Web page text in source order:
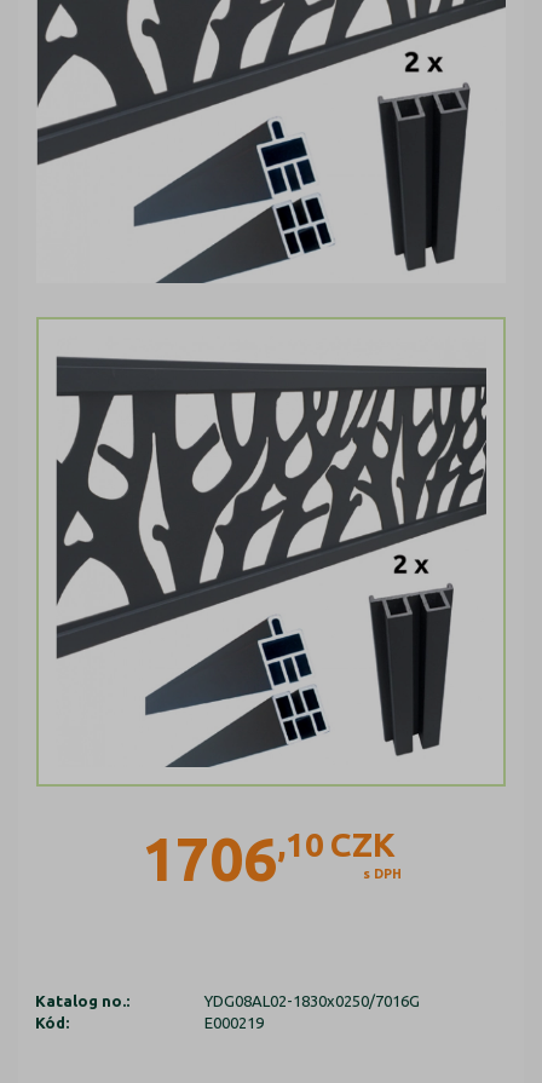
1706,10 CZK
s DPH
Katalog no.:
YDG08AL02-1830x0250/7016G
Kód:
E000219